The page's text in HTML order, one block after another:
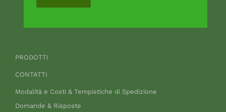
PRODOTTI
CONTATTI
Modalità e Costi & Tempistiche di Spedizione
Domande & Risposte